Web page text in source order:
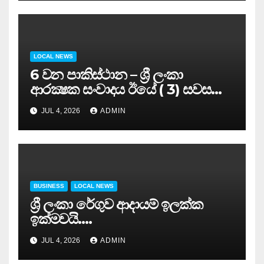
LOCAL NEWS
6 වන පාකිස්ථාන – ශ්‍රී ලංකා
ආරක්‍ෂක සංවාදය ඊයේ ( 3) සවස
සාර්ථකව අවසන් කරයි..
JUL 4, 2026 ADMIN
BUSINESS LOCAL NEWS
ශ්‍රී ලංකා රේගුව ආදායම් ඉලක්ක
ඉක්මවයි….
JUL 4, 2026 ADMIN